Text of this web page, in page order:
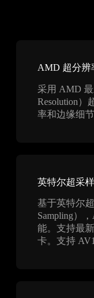
AMD 超分辨
采用 AMD 最
Resolution）
率和边缘细节
英特尔超采
基于英特尔
Sampling）
能。支持最
卡。支持